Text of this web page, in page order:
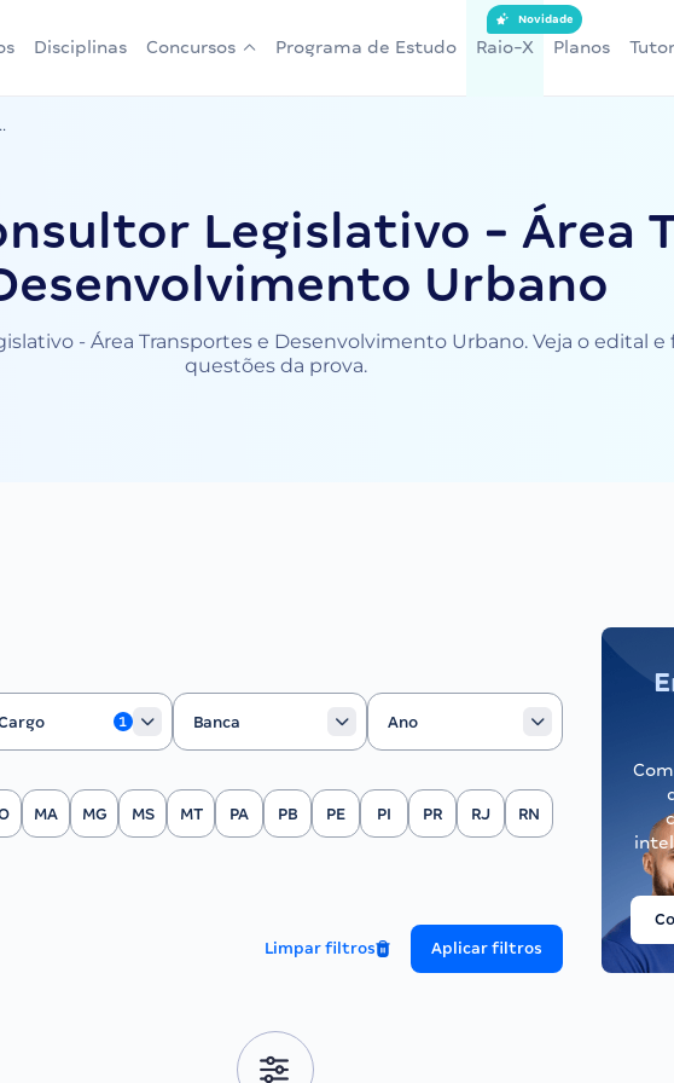
Disciplinas Concursos Programa de Estudo Raio-X
Novidade
Planos
Legislativo - Área
Urbano
- Área Transportes e Desenvolvimento Urbano. Veja o edital
questões da prova.
1
Banca
Banca
Ano
Ano
MA MG MS MT PA PB PE PI PR RJ RN
Limpar filtros Aplicar filtros